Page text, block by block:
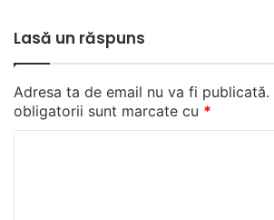
Lasă un răspuns
Adresa ta de email nu va fi publicată.
obligatorii sunt marcate cu *